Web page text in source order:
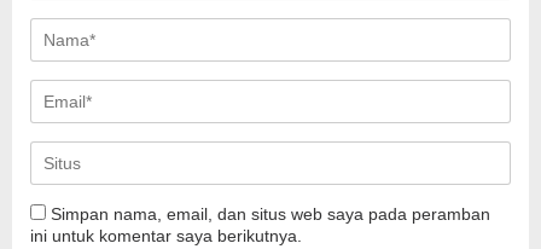
Simpan nama, email, dan situs web saya pada peramban
ini untuk komentar saya berikutnya.